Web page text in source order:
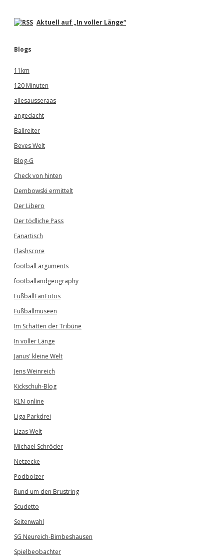
Aktuell auf „In voller Länge“
Blogs
11km
120 Minuten
allesausseraas
angedacht
Ballreiter
Beves Welt
Blog-G
Check von hinten
Dembowski ermittelt
Der Libero
Der tödliche Pass
Fanartisch
Flashscore
football arguments
footballandgeography
FußballFanFotos
Fußballmuseen
Im Schatten der Tribüne
In voller Länge
Janus' kleine Welt
Jens Weinreich
Kickschuh-Blog
KLN online
Liga Parkdrei
Lizas Welt
Michael Schröder
Netzecke
Podbolzer
Rund um den Brustring
Scudetto
Seitenwahl
SG Neureich-Bimbeshausen
Spielbeobachter